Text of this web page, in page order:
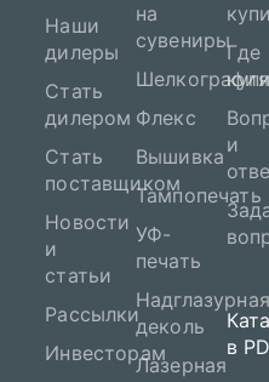
Наши
дилеры
Стать
дилером
Стать
поставщиком
Новости
и
статьи
Рассылки
Инвесторам
на
сувениры
Шелкография
Флекс
Вышивка
Тампопечать
УФ-
печать
Надглазурная
деколь
Лазерная
Где
и
в